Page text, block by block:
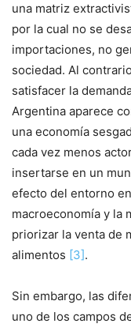
una matriz
por la cual no se
importaciones, no
sociedad. Al
satisfacer la
Argentina aparece
una economía
cada vez menos
insertarse en un
efecto del entorno
macroeconomía y la
priorizar la venta de
alimentos [3].
Sin embargo, las
uno de los campos